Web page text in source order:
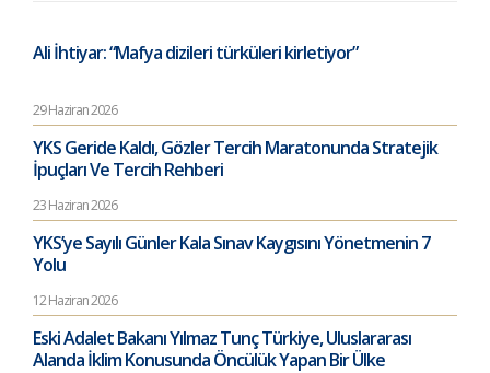
Ali İhtiyar: “Mafya dizileri türküleri kirletiyor”
29 Haziran 2026
YKS Geride Kaldı, Gözler Tercih Maratonunda Stratejik
İpuçları Ve Tercih Rehberi
23 Haziran 2026
YKS’ye Sayılı Günler Kala Sınav Kaygısını Yönetmenin 7
Yolu
12 Haziran 2026
Eski Adalet Bakanı Yılmaz Tunç Türkiye, Uluslararası
Alanda İklim Konusunda Öncülük Yapan Bir Ülke